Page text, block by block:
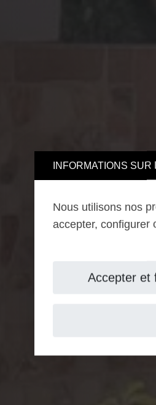
INFORMATIONS SUR
Nous utilisons nos
accepter, configurer
Accepter et